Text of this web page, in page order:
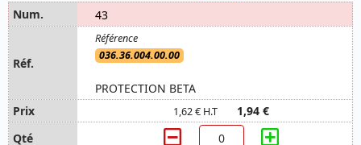
43
036.36.004.00.00
PROTECTION BETA
1,62 € H.T 1,94 €